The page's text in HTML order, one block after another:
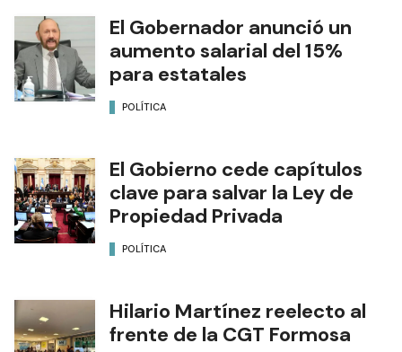
El Gobernador anunció un
aumento salarial del 15%
para estatales
POLÍTICA
El Gobierno cede capítulos
clave para salvar la Ley de
Propiedad Privada
POLÍTICA
Hilario Martínez reelecto al
frente de la CGT Formosa